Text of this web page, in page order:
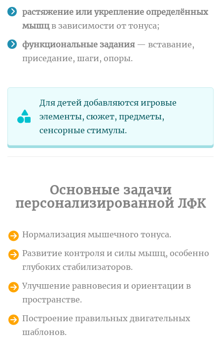
растяжение или укрепление определённых
мышцв зависимости от тонуса;
функциональные задания— вставание,
приседание, шаги, опоры.
Для детей добавляются игровые
элементы, сюжет, предметы,
сенсорные стимулы.
Основные задачи
персонализированной ЛФК
Нормализация мышечного тонуса.
Развитие контроля и силы мышц, особенно
глубоких стабилизаторов.
Улучшение равновесия и ориентации в
пространстве.
Построение правильных двигательных
шаблонов.